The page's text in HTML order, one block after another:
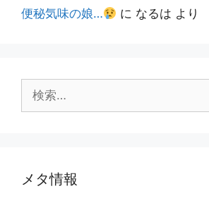
便秘気味の娘…
に なるは より
索:
メタ情報